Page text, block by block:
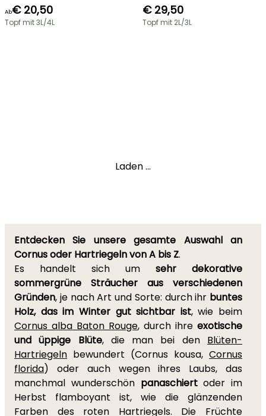
Ab€ 20,50
Topf mit 3L/4L
€ 29,50
Topf mit 2L/3L
Laden ...
Entdecken Sie unsere gesamte Auswahl an
Cornus oder Hartriegeln von A bis Z.
Es handelt sich um sehr dekorative
sommergrüne Sträucher aus verschiedenen
Gründen, je nach Art und Sorte: durch ihr buntes
Holz, das im Winter gut sichtbar ist, wie beim
Cornus alba Baton Rouge, durch ihre exotische
und üppige Blüte, die man bei den Blüten-
Hartriegeln bewundert (Cornus kousa, Cornus
florida) oder auch wegen ihres Laubs, das
manchmal wunderschön panaschiertoder im
Herbst flamboyant ist, wie die glänzenden
Farben des roten Hartriegels. Die Früchte